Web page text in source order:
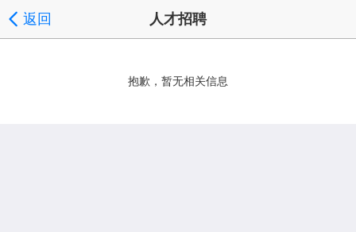
返回 人才招聘
抱歉，暂无相关信息